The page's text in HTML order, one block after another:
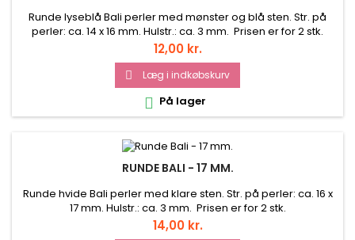
Runde lyseblå Bali perler med mønster og blå sten. Str. på
perler: ca. 14 x 16 mm. Hulstr.: ca. 3 mm. Prisen er for 2 stk.
Pris
12,00 kr.
 Læg i indkøbskurv
 På lager
RUNDE BALI - 17 MM.
Runde hvide Bali perler med klare sten. Str. på perler: ca. 16 x
17 mm. Hulstr.: ca. 3 mm. Prisen er for 2 stk.
Pris
14,00 kr.